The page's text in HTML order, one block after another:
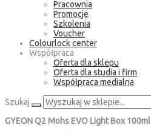
Pracownia
Promocje
Szkolenia
Voucher
Colourlock center
Współpraca
Oferta dla sklepu
Oferta dla studia i firm
Współpraca medialna
Szukaj
GYEON Q2 Mohs EVO Light Box 100ml